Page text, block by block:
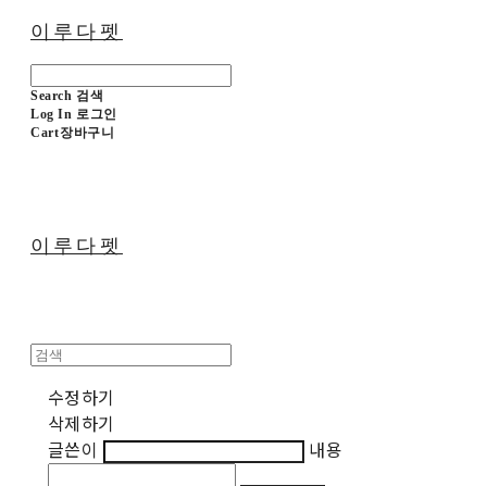
이루다펫
Search 검색
Log In 로그인
Cart장바구니
이루다펫
수정하기
삭제하기
글쓴이
내용